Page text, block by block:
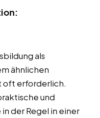
als
ähnlichen
oft erforderlich.
und
der Regel in einer